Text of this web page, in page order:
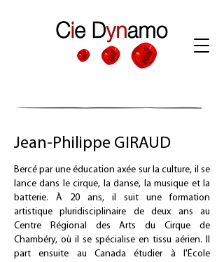
Jean-Philippe GIRAUD
Bercé par une éducation axée sur la culture, il se
lance dans le cirque, la danse, la musique et la
batterie. À 20 ans, il suit une formation
artistique pluridisciplinaire de deux ans au
Centre Régional des Arts du Cirque de
Chambéry, où il se spécialise en tissu aérien. Il
part ensuite au Canada étudier à l'École